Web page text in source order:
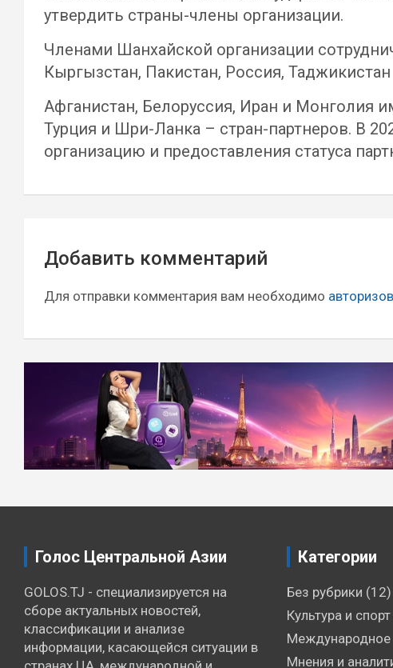
утвердить страны-члены организации.
Членами Шанхайской организации
Кыргызстан, Пакистан, Россия, Таджикистан
Афганистан, Белоруссия, Иран и Монголия
Турция и Шри-Ланка – стран-партнеров. В
организацию и предоставления статуса
по
записям
Добавить комментарий
Для отправки комментария вам необходимо
Голос Центральной Азии
GOLOS.TJ - специализируется на
сборе актуальных новостей,
классификации и анализе
информации, касающейся ситуации в
Категории
Без рубрики (12)
Культура и спорт
Международное
Мнения и